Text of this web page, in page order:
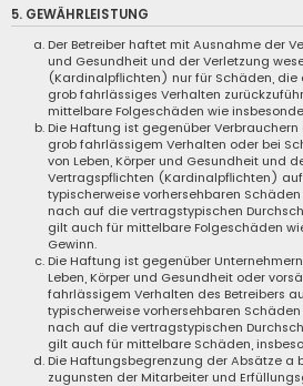
5. GEWÄHRLEISTUNG
Der Betreiber haftet mit Ausnahme der
und Gesundheit und der Verletzung
(Kardinalpflichten) nur für Schäden,
grob fahrlässiges Verhalten
mittelbare Folgeschäden wie
Die Haftung ist gegenüber
grob fahrlässigem Verhalten oder bei
von Leben, Körper und Gesundheit und
Vertragspflichten (Kardinalpflichten)
typischerweise vorhersehbaren
nach auf die vertragstypischen
gilt auch für mittelbare Folgeschäden
Gewinn.
Die Haftung ist gegenüber
Leben, Körper und Gesundheit oder
fahrlässigem Verhalten des Betreibers
typischerweise vorhersehbaren
nach auf die vertragstypischen
gilt auch für mittelbare Schäden,
Die Haftungsbegrenzung der Absätze a
zugunsten der Mitarbeiter und